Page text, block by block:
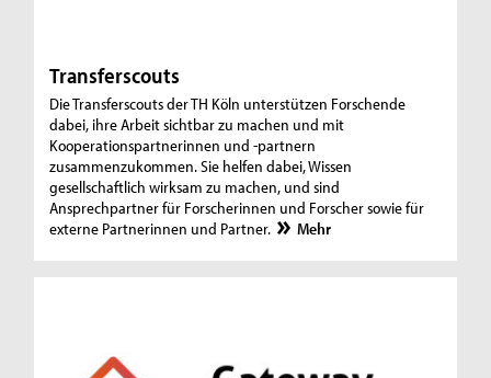
Transferscouts
Die Transferscouts der TH Köln unterstützen Forschende
dabei, ihre Arbeit sichtbar zu machen und mit
Kooperationspartnerinnen und -partnern
zusammenzukommen. Sie helfen dabei, Wissen
gesellschaftlich wirksam zu machen, und sind
Ansprechpartner für Forscherinnen und Forscher sowie für
externe Partnerinnen und Partner.
Mehr